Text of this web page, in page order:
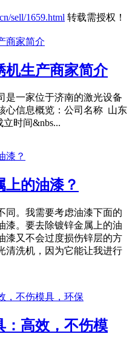
sell/1659.html 转载需授权！
机生产商家简介
是一家位于济南的激光设备
心信息概览：公司名称 山东
时间&nbs...
的油漆？
同。我需要考虑油漆下面的
漆。要去除镀锌金属上的油
漆又不会过度损伤锌层的方
清洗机，因为它能让我进行
：高效，不伤模